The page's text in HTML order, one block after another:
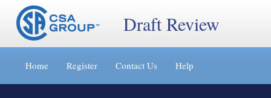
Jump
content
»
Draft Review
Home Register Contact Us Help